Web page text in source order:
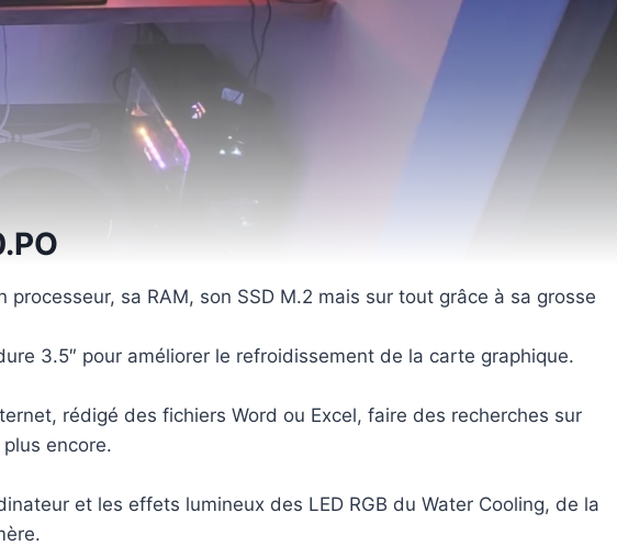
sa RAM, son SSD M.2 mais sur tout grâce à sa grosse
3.5″ pour améliorer le refroidissement de la carte graphique.
rédigé des fichiers Word ou Excel, faire des recherches sur
encore.
et les effets lumineux des LED RGB du Water Cooling, de la